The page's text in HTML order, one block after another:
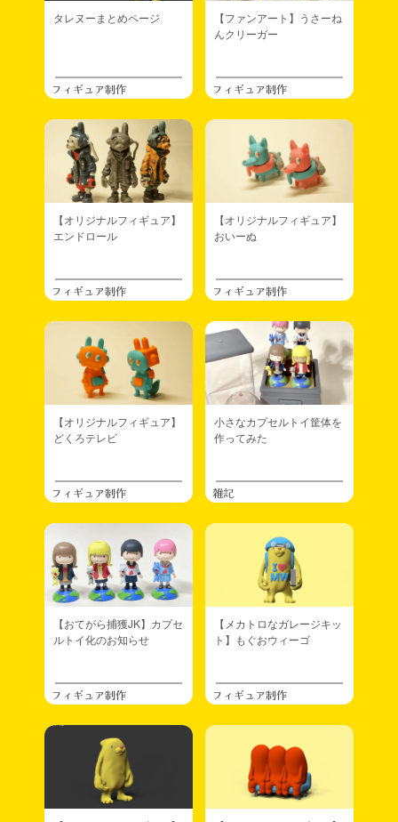
タレヌーまとめページ
フィギュア制作
【ファンアート】うさーね
んクリーガー
フィギュア制作
【オリジナルフィギュア】
エンドロール
フィギュア制作
【オリジナルフィギュア】
おいーぬ
フィギュア制作
【オリジナルフィギュア】
どくろテレビ
フィギュア制作
小さなカプセルトイ筐体を
作ってみた
雑記
【おてがら捕獲JK】カプセ
ルトイ化のお知らせ
フィギュア制作
【メカトロなガレージキッ
ト】もぐおウィーゴ
フィギュア制作